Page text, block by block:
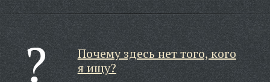
Почему здесь нет того, кого
я ищу?